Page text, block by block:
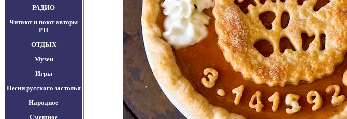
РАДИО
Читают и поют авторы
РП
ОТДЫХ
Музеи
Игры
Песни русского застолья
Народное
Смешное